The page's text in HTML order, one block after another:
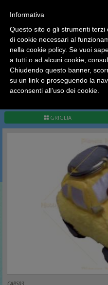
HOME Peluches Cars
Cars
GRIGLIA
CARS03
Ciao a tutti, il negozio sarà
compreso.
Tutti gli ordini effettuati dopo
spediti a partire dal giorno
Buone vacanze a tutti dallo
Informativa
Questo sito o gli strumenti
di cookie necessari al
nella cookie policy. Se vuoi
a tutti o ad alcuni cookie,
Chiudendo questo banner,
su un link o proseguendo la
acconsenti all’uso dei cookie.